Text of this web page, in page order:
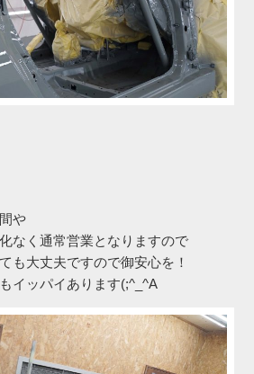
や
なく通常営業となりますので
も大丈夫ですので御安心を！
イッパイあります(;^_^A